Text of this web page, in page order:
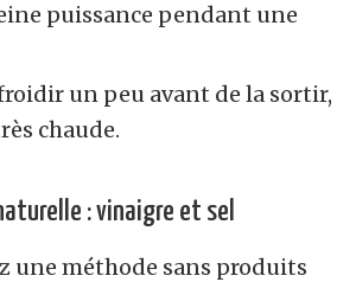
puissance pendant une
un peu avant de la sortir,
chaude.
: vinaigre et sel
une méthode sans produits